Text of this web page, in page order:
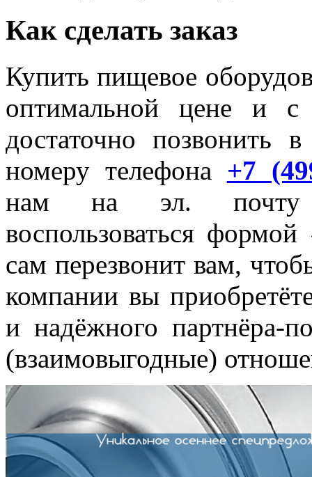
Как сделать заказ
Купить пищевое
оптимальной цене и
достаточно
номеру телефона +7
нам на эл.
воспользоваться
сам перезвонит вам,
компании вы
и надёжного партнёра-
(взаимовыгодные)